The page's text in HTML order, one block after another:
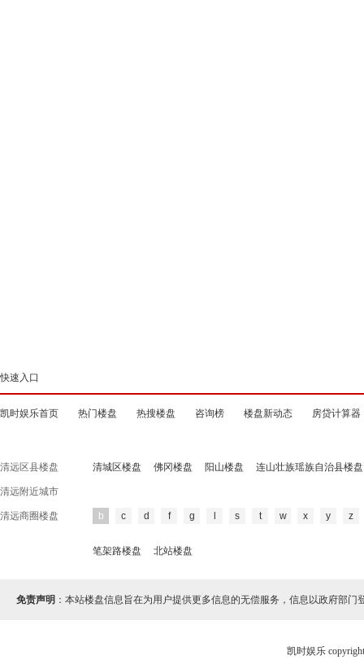
快速入口
凯时娱乐首页 热门楼盘 热搜楼盘 咨询榜 楼盘新动态 房贷计算器
清远区县楼盘 清城区楼盘 佛冈楼盘 阳山楼盘 连山壮族瑶族自治县楼盘
清远附近城市
清远商圈楼盘 b c d f g s t w x y z
笔架路楼盘 北站楼盘
免责声明 ：本站楼盘信息旨在为用户提供更多信息的无偿服务，信息以政府部门
凯时娱乐